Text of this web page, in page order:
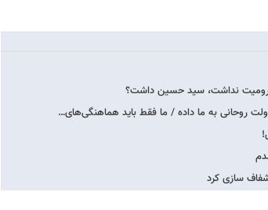
نداشت، سید حسین داشت؟
روحانی به ما داده / ما فقط باید هماهنگی‌های…
سازی کرد